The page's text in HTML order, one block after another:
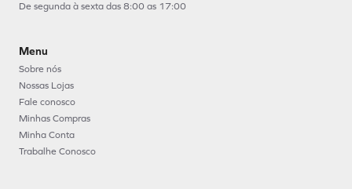
De segunda à sexta das 8:00 as 17:00
Menu
Sobre nós
Nossas Lojas
Fale conosco
Minhas Compras
Minha Conta
Trabalhe Conosco